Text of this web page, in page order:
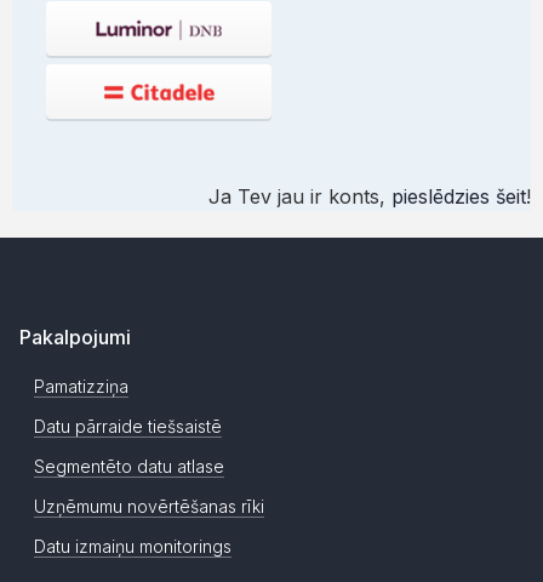
Ja Tev jau ir konts, pieslēdzies šeit!
Pakalpojumi
Pamatizziņa
Datu pārraide tiešsaistē
Segmentēto datu atlase
Uzņēmumu novērtēšanas rīki
Datu izmaiņu monitorings